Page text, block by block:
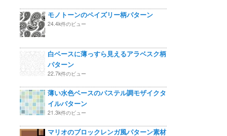
モノトーンのペイズリー柄パターン
24.4k件のビュー
白ベースに薄っすら見えるアラベスク柄
パターン
22.7k件のビュー
薄い水色ベースのパステル調モザイクタ
イルパターン
21.3k件のビュー
マリオのブロックレンガ風パターン素材